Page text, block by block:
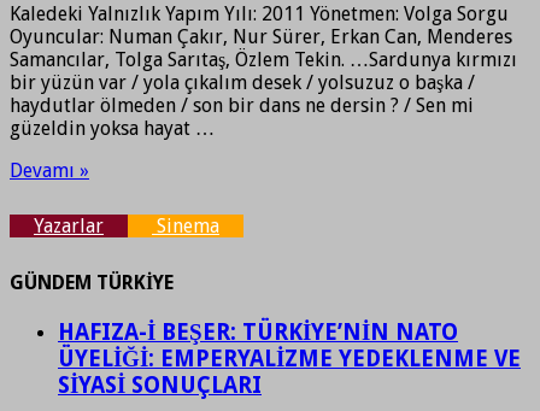
Kaledeki Yalnızlık Yapım Yılı: 2011 Yönetmen: Volga Sorgu
Oyuncular: Numan Çakır, Nur Sürer, Erkan Can, Menderes
Samancılar, Tolga Sarıtaş, Özlem Tekin. …Sardunya kırmızı
bir yüzün var / yola çıkalım desek / yolsuzuz o başka /
haydutlar ölmeden / son bir dans ne dersin ? / Sen mi
güzeldin yoksa hayat …
Devamı »
Yazarlar Sinema
GÜNDEM TÜRKİYE
HAFIZA-İ BEŞER: TÜRKİYE’NİN NATO
ÜYELİĞİ: EMPERYALİZME YEDEKLENME VE
SİYASİ SONUÇLARI